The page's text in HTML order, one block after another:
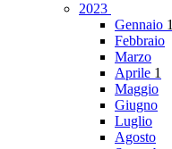
2023
Gennaio 1
Febbraio
Marzo
Aprile 1
Maggio
Giugno
Luglio
Agosto